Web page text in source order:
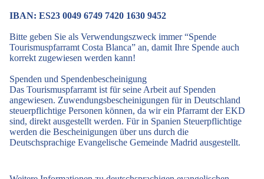
IBAN: ES23 0049 6749 7420 1630 9452
Bitte geben Sie als Verwendungszweck immer “Spende
Tourismuspfarramt Costa Blanca” an, damit Ihre Spende auch
korrekt zugewiesen werden kann!
Spenden und Spendenbescheinigung
Das Tourismuspfarramt ist für seine Arbeit auf Spenden
angewiesen. Zuwendungsbescheinigungen für in Deutschland
steuerpflichtige Personen können, da wir ein Pfarramt der EKD
sind, direkt ausgestellt werden. Für in Spanien Steuerpflichtige
werden die Bescheinigungen über uns durch die
Deutschsprachige Evangelische Gemeinde Madrid ausgestellt.